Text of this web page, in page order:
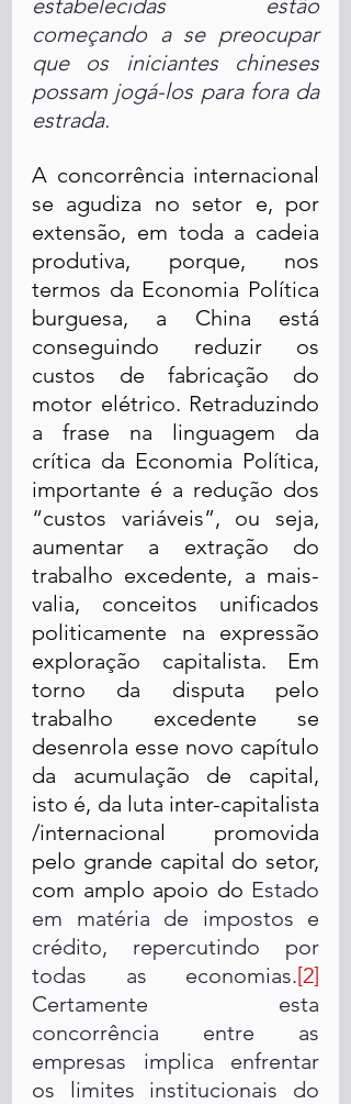
estabelecidas estão
começando a se preocupar
que os iniciantes chineses
possam jogá-los para fora da
estrada.
A concorrência internacional
se agudiza no setor e, por
extensão, em toda a cadeia
produtiva, porque, nos
termos da Economia Política
burguesa, a China está
conseguindo reduzir os
custos de fabricação do
motor elétrico. Retraduzindo
a frase na linguagem da
crítica da Economia Política,
importante é a redução dos
“custos variáveis”, ou seja,
aumentar a extração do
trabalho excedente, a mais-
valia, conceitos unificados
politicamente na expressão
exploração capitalista. Em
torno da disputa pelo
trabalho excedente se
desenrola esse novo capítulo
da acumulação de capital,
isto é, da luta inter-capitalista
/internacional promovida
pelo grande capital do setor,
com amplo apoio do Estado
em matéria de impostos e
crédito, repercutindo por
todas as economias.[2]
Certamente esta
concorrência entre as
empresas implica enfrentar
os limites institucionais do